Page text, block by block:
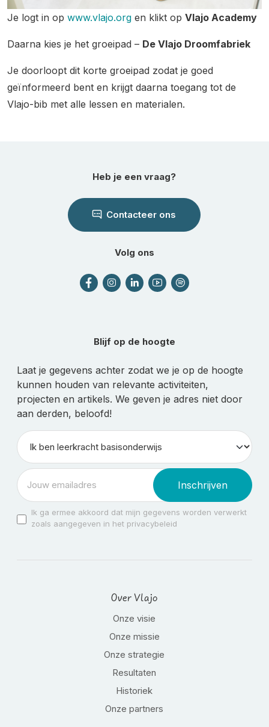
Je logt in op www.vlajo.org en klikt op Vlajo Academy
Daarna kies je het groeipad – De Vlajo Droomfabriek
Je doorloopt dit korte groeipad zodat je goed
geïnformeerd bent en krijgt daarna toegang tot de
Vlajo-bib met alle lessen en materialen.
Heb je een vraag?
Contacteer ons
Volg ons
Blijf op de hoogte
Laat je gegevens achter zodat we je op de hoogte
kunnen houden van relevante activiteiten,
projecten en artikels. We geven je adres niet door
aan derden, beloofd!
Inschrijven
Ik ga ermee akkoord dat mijn gegevens worden verwerkt
zoals aangegeven in het privacybeleid
Over Vlajo
Onze visie
Onze missie
Onze strategie
Resultaten
Historiek
Onze partners